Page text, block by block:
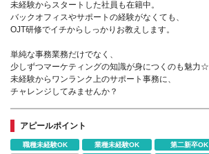
未経験からスタートした社員も在籍中。
バックオフィスやサポートの経験がなくても、
OJT研修でイチからしっかりお教えします。
単純な事務業務だけでなく、
少しずつマーケティングの知識が身につくのも魅力☆
未経験からワンランク上のサポート事務に、
チャレンジしてみませんか？
アピールポイント
職種未経験OK 業種未経験OK 第二新卒OK